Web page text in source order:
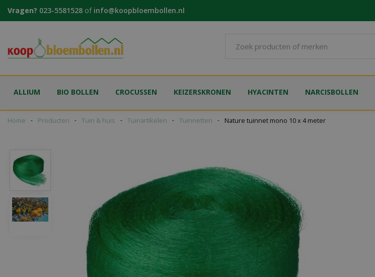
naar
Home Producten Tuin & huis Tuinartikelen Tuinnetten Nature tuinnet mono 10 x 4 meter
Vragen? 023-5581528 of info@koopbloembollen.nl
ALLIUM BIO BOLLEN CROCUSSEN KEIZERSKRONEN HYACINTEN NARCISBOLLEN